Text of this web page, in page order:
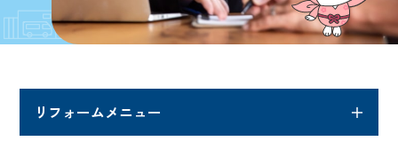
リフォームメニュー